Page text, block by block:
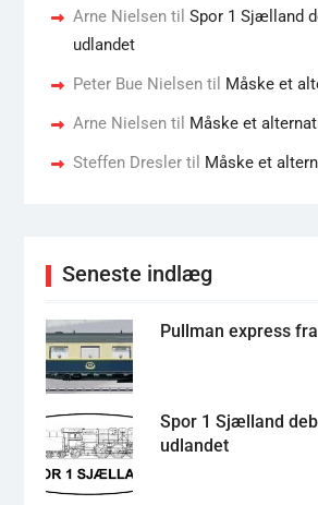
Arne Nielsentil Spor 1 Sjælland
udlandet
Peter Bue Nielsentil Måske et
Arne Nielsentil Måske et
Steffen Dreslertil Måske et
Seneste indlæg
Pullman express
Spor 1 Sjælland
udlandet